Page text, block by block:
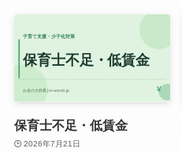
保育士不足・低賃金
2026年7月21日